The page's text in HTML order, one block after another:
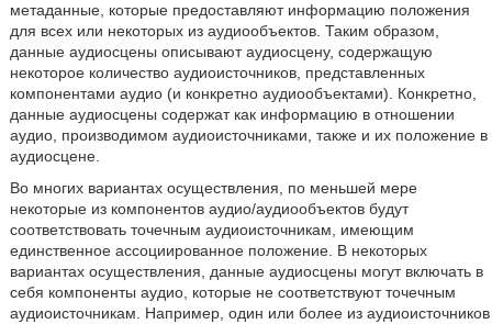
метаданные, которые предоставляют информацию положения
для всех или некоторых из аудиообъектов. Таким образом,
данные аудиосцены описывают аудиосцену, содержащую
некоторое количество аудиоисточников, представленных
компонентами аудио (и конкретно аудиообъектами). Конкретно,
данные аудиосцены содержат как информацию в отношении
аудио, производимом аудиоисточниками, также и их положение в
аудиосцене.
Во многих вариантах осуществления, по меньшей мере
некоторые из компонентов аудио/аудиообъектов будут
соответствовать точечным аудиоисточникам, имеющим
единственное ассоциированное положение. В некоторых
вариантах осуществления, данные аудиосцены могут включать в
себя компоненты аудио, которые не соответствуют точечным
аудиоисточникам. Например, один или более из аудиоисточников